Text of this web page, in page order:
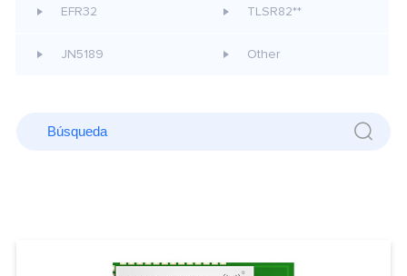
EFR32 TLSR82**
JN5189 Other